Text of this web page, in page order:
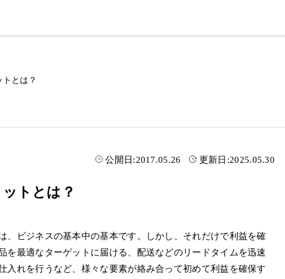
とは？
公開日:2017.05.26 更新日:2025.05.30
トとは？
、ビジネスの基本中の基本です。しかし、それだけで利益を確
を最適なターゲットに届ける、配送などのリードタイムを迅速
入れを行うなど、様々な要素が絡み合って初めて利益を確保す